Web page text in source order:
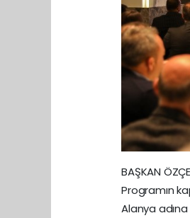
BAŞKAN
Programın
Alanya